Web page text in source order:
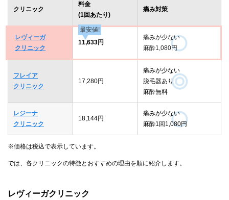
クリニック
料金
(1回あたり)
痛み対策
レヴィーガ
クリニック
最安値!
11,633円
痛みが少ない
麻酔1,080円
フレイア
クリニック
17,280円
痛みが少ない
脱毛器あり
麻酔無料
レジーナ
クリニック
18,144円
痛みが少ない
麻酔1回1,080円
※価格は税込で表示しています。
では、各クリニックの特徴とおすすめの理由を順に紹介します。
レヴィーガクリニック